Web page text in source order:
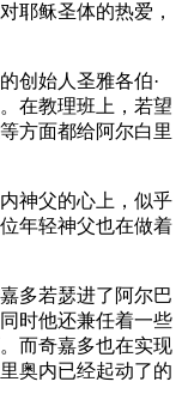
耶稣圣体的热爱，
创始人圣雅各伯·
在教理班上，若望
方面都给阿尔白里
神父的心上，似乎
年轻神父也在做着
多若瑟进了阿尔巴
时他还兼任着一些
而奇嘉多也在实现
奥内已经起动了的